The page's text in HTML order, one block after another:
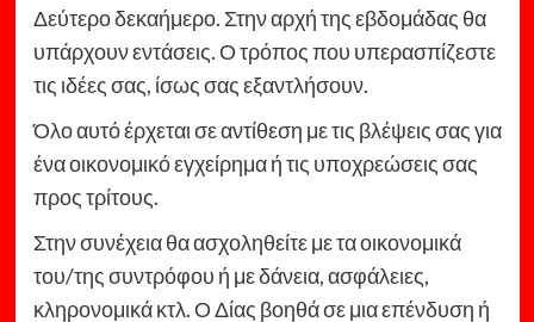
Δεύτερο δεκαήμερο. Στην αρχή της εβδομάδας θα
υπάρχουν εντάσεις. Ο τρόπος που υπερασπίζεστε
τις ιδέες σας, ίσως σας εξαντλήσουν.
Όλο αυτό έρχεται σε αντίθεση με τις βλέψεις σας για
ένα οικονομικό εγχείρημα ή τις υποχρεώσεις σας
προς τρίτους.
Στην συνέχεια θα ασχοληθείτε με τα οικονομικά
του/της συντρόφου ή με δάνεια, ασφάλειες,
κληρονομικά κτλ. Ο Δίας βοηθά σε μια επένδυση ή